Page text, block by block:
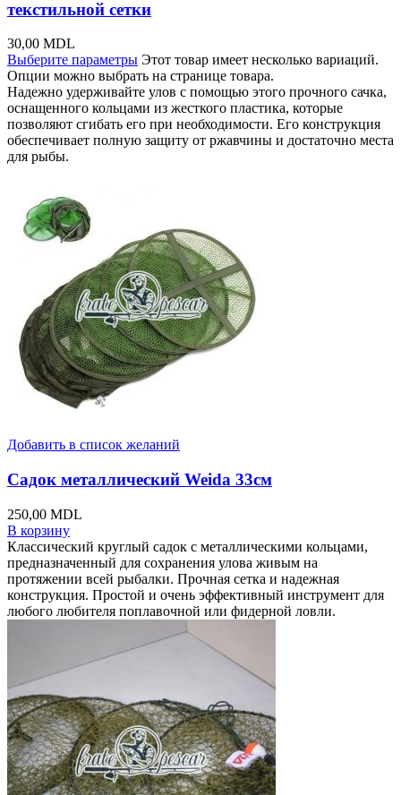
текстильной сетки
30,00 MDL
Выберите параметры Этот товар имеет несколько вариаций.
Опции можно выбрать на странице товара.
Надежно удерживайте улов с помощью этого прочного сачка,
оснащенного кольцами из жесткого пластика, которые
позволяют сгибать его при необходимости. Его конструкция
обеспечивает полную защиту от ржавчины и достаточно места
для рыбы.
Добавить в список желаний
Садок металлический Weida 33см
250,00 MDL
В корзину
Классический круглый садок с металлическими кольцами,
предназначенный для сохранения улова живым на
протяжении всей рыбалки. Прочная сетка и надежная
конструкция. Простой и очень эффективный инструмент для
любого любителя поплавочной или фидерной ловли.